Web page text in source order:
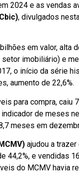
2024 e as vendas
, divulgados
em valor, alta
imobiliário) e
o início da série
aumento de 22,6%.
para compra, caiu
de meses
meses em
ajudou a
44,2%, e vendidas
do MCMV havia